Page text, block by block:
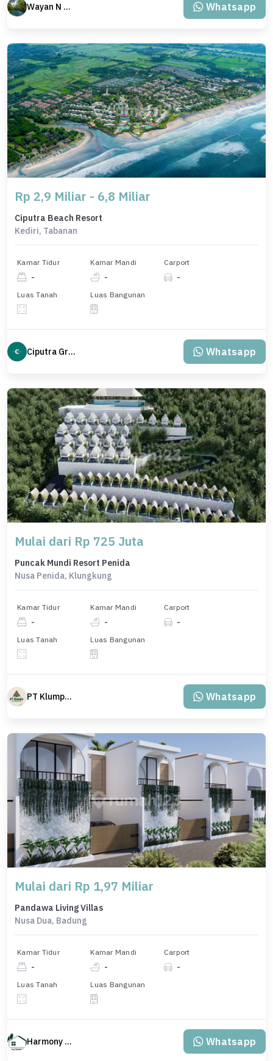
Wayan N Bali Whatsapp
Rp 2,9 Miliar - 6,8 Miliar
Ciputra Beach Resort
Kediri, Tabanan
Kamar Tidur
-
Kamar Mandi
-
Carport
-
Luas Tanah Luas Bangunan
Ciputra Group Whatsapp
Mulai dari Rp 725 Juta
Puncak Mundi Resort Penida
Nusa Penida, Klungkung
Kamar Tidur
-
Kamar Mandi
-
Carport
-
Luas Tanah Luas Bangunan
PT Klumpu Kita Sejahtera Whatsapp
Mulai dari Rp 1,97 Miliar
Pandawa Living Villas
Nusa Dua, Badung
Kamar Tidur
-
Kamar Mandi
-
Carport
-
Luas Tanah Luas Bangunan
Harmony Property Whatsapp